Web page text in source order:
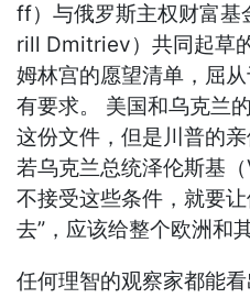
ff）与俄罗斯主权财富基
rill Dmitriev）共同起草
姆林宫的愿望清单，屈
有要求。 美国和乌克兰
这份文件，但是川普的
若乌克兰总统泽伦斯基
不接受这些条件，就要
去”，应该给整个欧洲和
任何理智的观察家都能